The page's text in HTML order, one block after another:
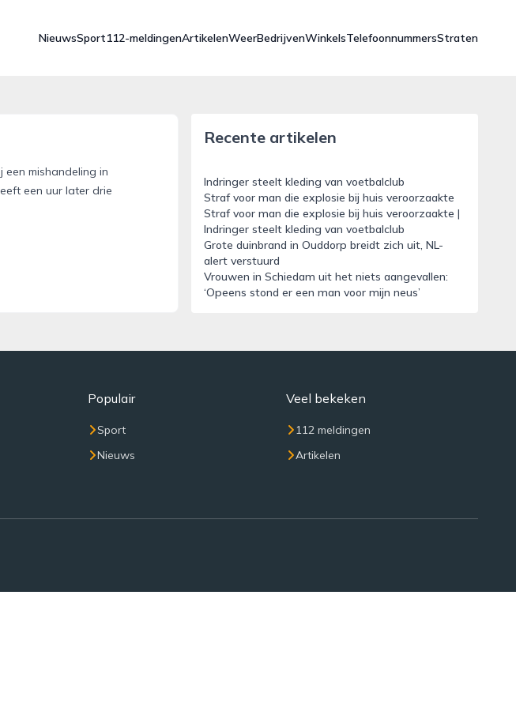
NieuwsSport112-meldingenArtikelenWeerBedrijvenWinkelsTelefoonnummersStraten
mishandeling in
een uur later drie
Recente artikelen
Indringer steelt kleding van voetbalclub
Straf voor man die explosie bij huis veroorzaakte
Straf voor man die explosie bij huis veroorzaakte |
Indringer steelt kleding van voetbalclub
Grote duinbrand in Ouddorp breidt zich uit, NL-
alert verstuurd
Vrouwen in Schiedam uit het niets aangevallen:
‘Opeens stond er een man voor mijn neus’
Populair
Sport
Nieuws
Veel bekeken
112 meldingen
Artikelen